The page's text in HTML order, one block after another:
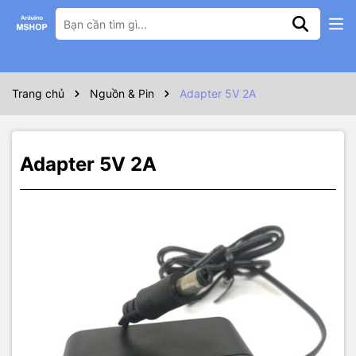
Trang chủ Nguồn & Pin Adapter 5V 2A
Adapter 5V 2A
Thông số kỹ thuật